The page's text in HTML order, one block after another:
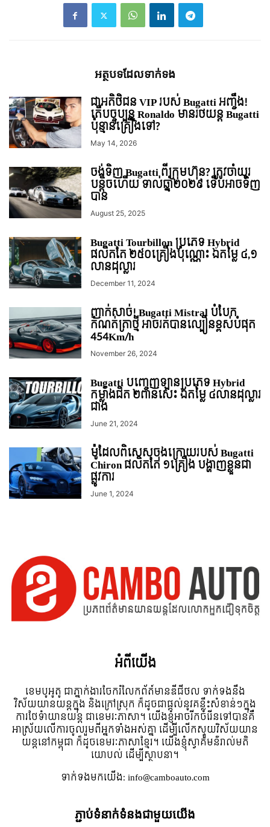
អត្ថបទ​ដែល​ទាក់ទង
ជាអតិថិជន VIP របស់ Bugatti អញ្ចឹង!
តើបច្ចុប្បន្ន Ronaldo មានរថយន្ត Bugatti
ប៉ុន្មានគ្រឿងទៅ?
May 14, 2026
ចង់ទិញ Bugatti ពីក្រុមហ៊ុន? ត្រូវចាំយូរ
បន្តិចហើយ ទាល់ឆ្នាំ២០២៩ ទើបអាចទិញ
បាន
August 25, 2025
Bugatti Tourbillon ប្រភេទ Hybrid
ផលិតតែ ២៥០គ្រឿងប៉ុណ្ណោះ ឯតម្លៃ ៤,១
លានដុល្លារ
December 11, 2024
ញាក់សាច់! Bugatti Mistral បំបែក
កំណត់ត្រាថ្មី អាចរត់បានល្បឿនខ្ពស់បំផុត
454Km/h
November 26, 2024
Bugatti បញ្ចេញឡានប្រភេទ Hybrid
កម្លាំងជិត ២ពាន់សេះ ឯតម្លៃ ៤លានដុល្លារ
ជាង
June 21, 2024
ម៉ូដែលពិសេសចុងក្រោយរបស់ Bugatti
Chiron ផលិតតែ ១គ្រឿង បង្ហាញខ្លួនជា
ផ្លូវការ
June 1, 2024
អំពី​យើង
ខេមបូអូតូ ជាភ្នាក់ងារចែករំលែកព័ត៍មានឌីជីថល ទាក់ទងនឹង
វិស័យយានយន្តក្នុង និងក្រៅស្រុក ក៏ដូចជាផ្តល់នូវគន្លឹះសំខាន់ៗក្នុង
ការថែទំាយានយន្ត ជាខេមរៈភាសា។ យើងខ្ញុំអាចរីកចំរើនទៅបានគឺ
អាស្រ័យលើការចូលរួមពីអ្នកទាំងអស់គ្នា ដើម្បីលើកស្ទួយវិស័យយាន
យន្តនៅកម្ពុជា ក៏ដូចខេមរៈភាសាខ្មែរ។ យើងខ្ញុំស្វាគមន៌រាល់មតិ
យោបល់ ដើម្បីស្ថាបនា។
ទាក់ទង​មក​យើង:info@camboauto.com
ភ្ជាប់ទំនាក់ទំនងជាមួយយើង